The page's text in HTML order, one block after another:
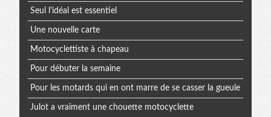
Seul l'idéal est essentiel
Une nouvelle carte
Motocyclettiste à chapeau
Pour débuter la semaine
Pour les motards qui en ont marre de se casser la gueule
Julot a vraiment une chouette motocyclette